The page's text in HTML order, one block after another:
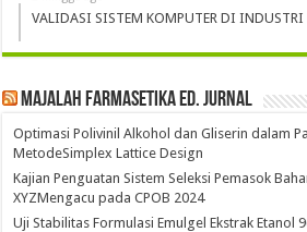
VALIDASI SISTEM KOMPUTER DI INDUSTRI
Majalah Farmasetika Ed. Jurnal
Optimasi Polivinil Alkohol dan Gliserin dalam
MetodeSimplex Lattice Design
Kajian Penguatan Sistem Seleksi Pemasok
XYZMengacu pada CPOB 2024
Uji Stabilitas Formulasi Emulgel Ekstrak Etanol